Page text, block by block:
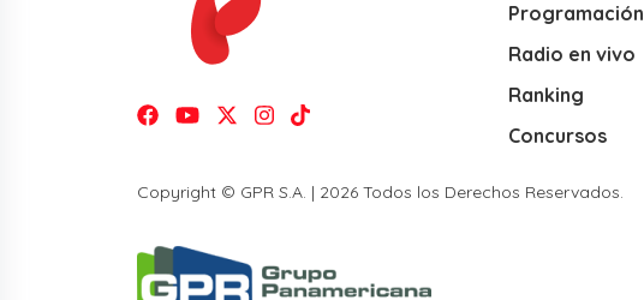
Programación
Radio en vivo
Ranking
Concursos
Copyright © GPR S.A. | 2026 Todos los Derechos Reservados.